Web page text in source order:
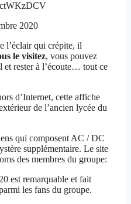
2020
l’éclair qui crépite, il
le visitez, vous pouvez
et rester à l’écoute… tout ce
d’Internet, cette affiche
de l’ancien lycée du
qui composent AC / DC
supplémentaire. Le site
des membres du groupe:
est remarquable et fait
les fans du groupe.